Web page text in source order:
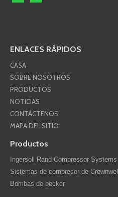
ENLACES RÁPIDOS
CASA
SOBRE NOSOTROS
PRODUCTOS
NOTICIAS
CONTÁCTENOS
MAPA DEL SITIO
Productos
Ingersoll Rand Compressor Systems
Sistemas de compresor de Crownwell
Bombas de becker